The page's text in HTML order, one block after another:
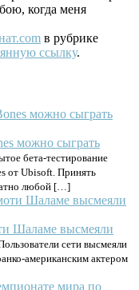
когда меня
в рубрике
ссылку.
можно сыграть
бета-тестирование
от Ubisoft. Принять
любой […]
Шаламе высмеяли
сети высмеяли
американским актером